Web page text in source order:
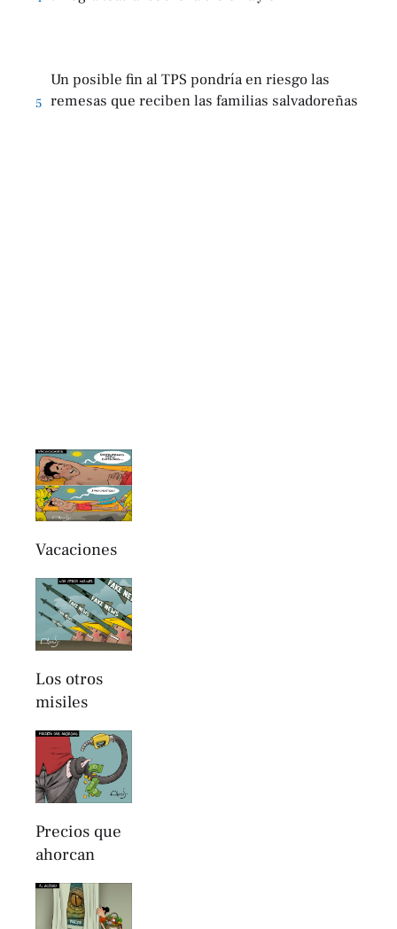
5
Un posible fin al TPS pondría en riesgo las
remesas que reciben las familias salvadoreñas
Vacaciones
Los otros
misiles
Precios que
ahorcan